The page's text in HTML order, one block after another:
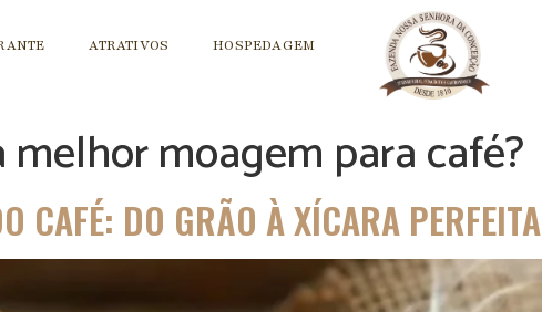
ATRATIVOS HOSPEDAGEM
melhor moagem para café?
CAFÉ: DO GRÃO À XÍCARA PERFEITA